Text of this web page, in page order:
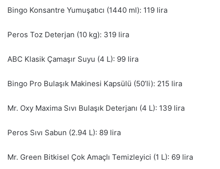
Bingo Konsantre Yumuşatıcı (1440 ml): 119 lira
Peros Toz Deterjan (10 kg): 319 lira
ABC Klasik Çamaşır Suyu (4 L): 99 lira
Bingo Pro Bulaşık Makinesi Kapsülü (50’li): 215 lira
Mr. Oxy Maxima Sıvı Bulaşık Deterjanı (4 L): 139 lira
Peros Sıvı Sabun (2.94 L): 89 lira
Mr. Green Bitkisel Çok Amaçlı Temizleyici (1 L): 69 lira